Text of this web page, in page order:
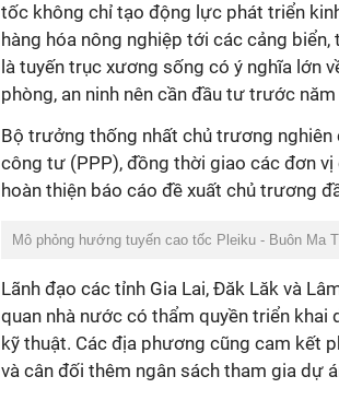
tốc không chỉ tạo động lực phát triển
hàng hóa nông nghiệp tới các cảng
là tuyến trục xương sống có ý nghĩa lớn
phòng, an ninh nên cần đầu tư trước
Bộ trưởng thống nhất chủ trương
công tư (PPP), đồng thời giao các đơn
hoàn thiện báo cáo đề xuất chủ trương
Mô phỏng hướng tuyến cao tốc Pleiku - Buôn Ma
Lãnh đạo các tỉnh Gia Lai, Đăk Lăk và
quan nhà nước có thẩm quyền triển
kỹ thuật. Các địa phương cũng cam kết
và cân đối thêm ngân sách tham gia dự